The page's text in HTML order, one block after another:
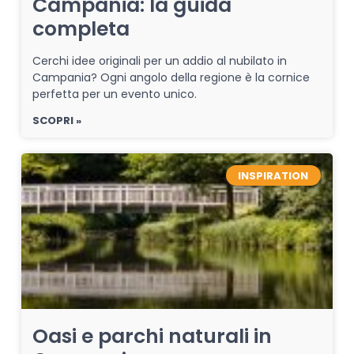
completa
Cerchi idee originali per un addio al nubilato in
Campania? Ogni angolo della regione è la cornice
perfetta per un evento unico.
SCOPRI »
INSPIRATION
Oasi e parchi naturali in